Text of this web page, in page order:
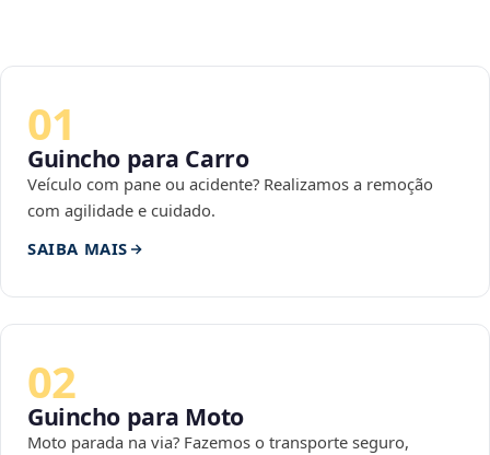
01
Guincho para Carro
Veículo com pane ou acidente? Realizamos a remoção
com agilidade e cuidado.
SAIBA MAIS
02
Guincho para Moto
Moto parada na via? Fazemos o transporte seguro,